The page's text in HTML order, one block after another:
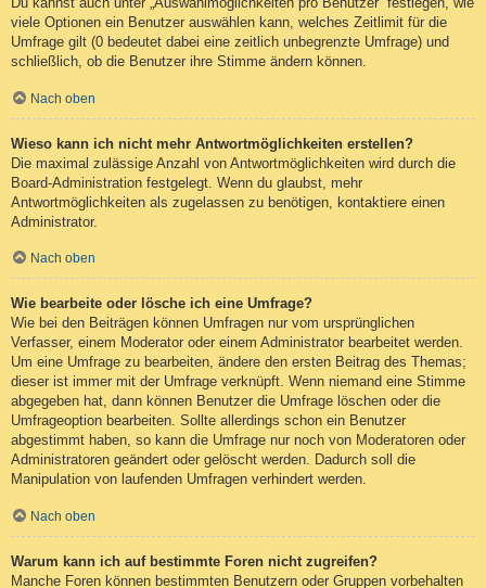
viele Optionen ein Benutzer auswählen kann, welches Zeitlimit für die
Umfrage gilt (0 bedeutet dabei eine zeitlich unbegrenzte Umfrage) und
schließlich, ob die Benutzer ihre Stimme ändern können.
Nach oben
Wieso kann ich nicht mehr Antwortmöglichkeiten erstellen?
Die maximal zulässige Anzahl von Antwortmöglichkeiten wird durch die
Board-Administration festgelegt. Wenn du glaubst, mehr
Antwortmöglichkeiten als zugelassen zu benötigen, kontaktiere einen
Administrator.
Nach oben
Wie bearbeite oder lösche ich eine Umfrage?
Wie bei den Beiträgen können Umfragen nur vom ursprünglichen
Verfasser, einem Moderator oder einem Administrator bearbeitet werden.
Um eine Umfrage zu bearbeiten, ändere den ersten Beitrag des Themas;
dieser ist immer mit der Umfrage verknüpft. Wenn niemand eine Stimme
abgegeben hat, dann können Benutzer die Umfrage löschen oder die
Umfrageoption bearbeiten. Sollte allerdings schon ein Benutzer
abgestimmt haben, so kann die Umfrage nur noch von Moderatoren oder
Administratoren geändert oder gelöscht werden. Dadurch soll die
Manipulation von laufenden Umfragen verhindert werden.
Nach oben
Warum kann ich auf bestimmte Foren nicht zugreifen?
Manche Foren können bestimmten Benutzern oder Gruppen vorbehalten